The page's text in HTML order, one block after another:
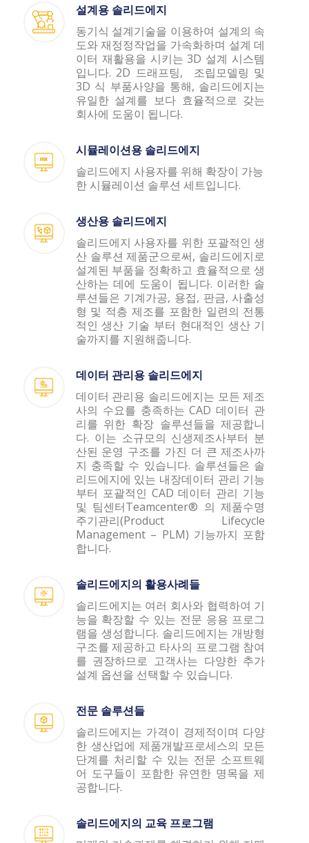
설계용 솔리드에지
동기식 설계기술을 이용하여 설계의 속
도와 재정정작업을 가속화하며 설계 데
이터 재활용을 시키는 3D 설계 시스템
입니다. 2D 드래프팅, 조립모델링 및
3D 식 부품사양을 통해, 솔리드에지는
유일한 설계를 보다 효율적으로 갖는
회사에 도움이 됩니다.
시뮬레이션용 솔리드에지
솔리드에지 사용자를 위해 확장이 가능
한 시뮬레이션 솔루션 세트입니다.
생산용 솔리드에지
솔리드에지 사용자를 위한 포괄적인 생
산 솔루션 제품군으로써, 솔리드에지로
설계된 부품을 정확하고 효율적으로 생
산하는 데에 도움이 됩니다. 이러한 솔
루션들은 기계가공, 용접, 판금, 사출성
형 및 적층 제조를 포함한 일련의 전통
적인 생산 기술 부터 현대적인 생산 기
술까지를 지원해줍니다.
데이터 관리용 솔리드에지
데이터 관리용 솔리드에지는 모든 제조
사의 수요를 충족하는 CAD 데이터 관
리를 위한 확장 솔루션들을 제공합니
다. 이는 소규모의 신생제조사부터 분
산된 운영 구조를 가진 더 큰 제조사까
지 충족할 수 있습니다. 솔루션들은 솔
리드에지에 있는 내장데이터 관리 기능
부터 포괄적인 CAD 데이터 관리 기능
및 팀센터Teamcenter® 의 제품수명
주기관리(Product Lifecycle
Management – PLM) 기능까지 포함
합니다.
솔리드에지의 활용사례들
솔리드에지는 여러 회사와 협력하여 기
능을 확장할 수 있는 전문 응용 프로그
램을 생성합니다. 솔리드에지는 개방형
구조를 제공하고 타사의 프로그램 참여
를 권장하므로 고객사는 다양한 추가
설계 옵션을 선택할 수 있습니다.
전문 솔루션들
솔리드에지는 가격이 경제적이며 다양
한 생산업에 제품개발프로세스의 모든
단계를 처리할 수 있는 전문 소프트웨
어 도구들이 포함한 유연한 명목을 제
공합니다.
솔리드에지의 교육 프로그램